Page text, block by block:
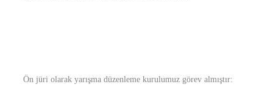
Ön jüri olarak yarışma düzenleme kurulumuz görev almıştır: